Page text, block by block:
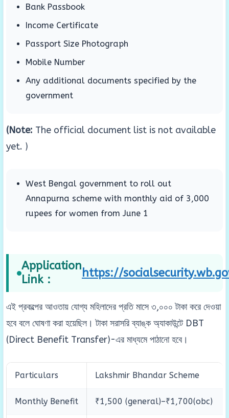
Bank Passbook
Income Certificate
Passport Size Photograph
Mobile Number
Any additional documents specified by the
government
(Note: The official document list is not available
yet. )
West Bengal government to roll out
Annapurna scheme with monthly aid of 3,000
rupees for women from June 1
Application
Link :
https://
এই প্রকল্পের আওতায় যোগ্য মহিলাদের প্রতি মাসে ৩,০০০ টাকা করে দেওয়া
হবে বলে ঘোষণা করা হয়েছিল। টাকা সরাসরি ব্যাঙ্ক অ্যাকাউন্টে DBT
(Direct Benefit Transfer)-এর মাধ্যমে পাঠানো হবে।
Particulars Lakshmir Bhandar Scheme
Monthly Benefit ₹1,500 (general)–₹1,700(obc)